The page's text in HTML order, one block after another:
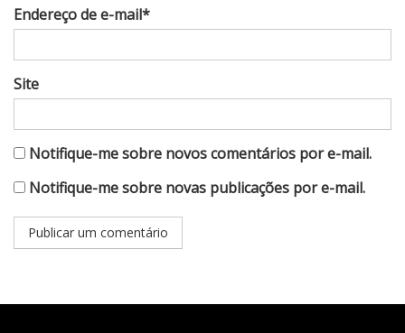
Endereço de e-mail*
Site
Notifique-me sobre novos comentários por e-mail.
Notifique-me sobre novas publicações por e-mail.